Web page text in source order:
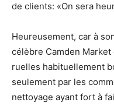
de clients: «On sera
Heureusement, car à
célèbre Camden
ruelles habituellement
seulement par les
nettoyage ayant fort à